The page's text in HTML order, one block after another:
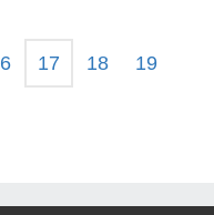
17 18 19